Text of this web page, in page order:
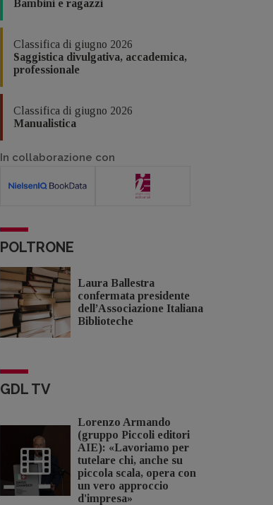
Bambini e ragazzi
Classifica di giugno 2026
Saggistica divulgativa, accademica,
professionale
Classifica di giugno 2026
Manualistica
In collaborazione con
POLTRONE
Laura Ballestra
confermata presidente
dell’Associazione Italiana
Biblioteche
GDL TV
Lorenzo Armando
(gruppo Piccoli editori
AIE): «Lavoriamo per
tutelare chi, anche su
piccola scala, opera con
un vero approccio
d'impresa»